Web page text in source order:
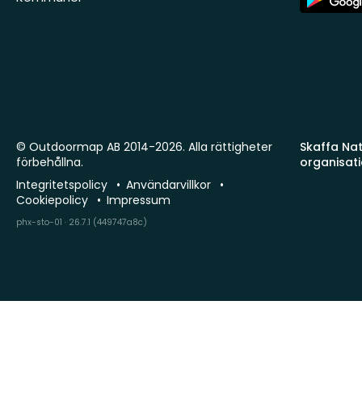
Store
Skaffa
© Outdoormap AB 2014-2026. Alla rättigheter
förbehållna.
Integritetspolicy
Användarvillkor
Cookiepolicy
Impressum
phx-sto-01 · 26.7.1 (449747a8c)